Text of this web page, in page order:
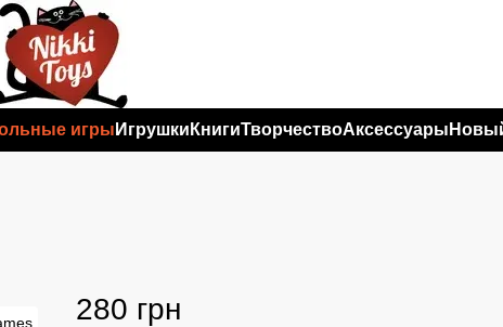
игры Игрушки КнигиТворчествоАксессуары
280 грн